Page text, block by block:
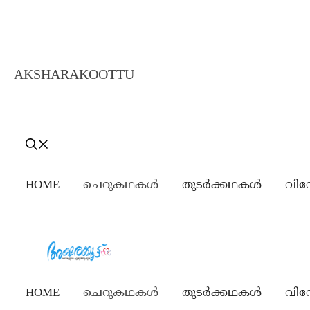
AKSHARAKOOTTU
HOME ചെറുകഥകൾ തുടർക്കഥകൾ
HOME ചെറുകഥകൾ തുടർക്കഥകൾ